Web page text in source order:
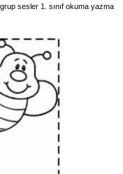
sesler 1. sınıf okuma yazma